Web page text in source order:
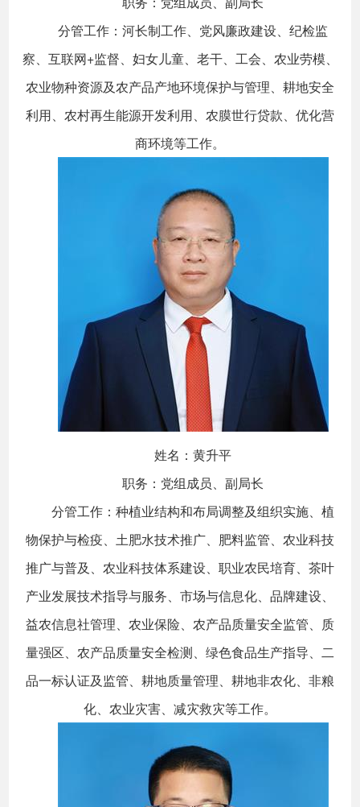
分管工作：河长制工作、党风廉政建设、纪检监
察、互联网+监督、妇女儿童、老干、工会、农业劳模、
农业物种资源及农产品产地环境保护与管理、耕地安全
利用、农村再生能源开发利用、农膜世行贷款、优化营
商环境等工作。
姓名：黄升平
职务：党组成员、副局长
分管工作：种植业结构和布局调整及组织实施、植
物保护与检疫、土肥水技术推广、肥料监管、农业科技
推广与普及、农业科技体系建设、职业农民培育、茶叶
产业发展技术指导与服务、市场与信息化、品牌建设、
益农信息社管理、农业保险、农产品质量安全监管、质
量强区、农产品质量安全检测、绿色食品生产指导、二
品一标认证及监管、耕地质量管理、耕地非农化、非粮
化、农业灾害、减灾救灾等工作。